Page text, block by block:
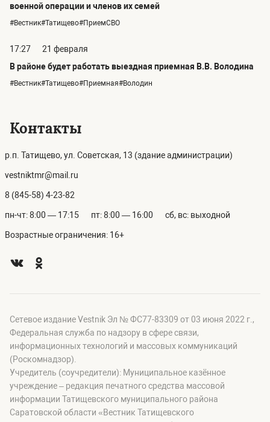
военной операции и членов их семей
#Вестник#Татищево#ПриемСВО
17:27
21 февраля
В районе будет работать выездная приемная В.В. Володина
#Вестник#Татищево#Приемная#Володин
Контакты
р.п. Татищево, ул. Советская, 13 (здание администрации)
vestniktmr@mail.ru
8 (845-58) 4-23-82
пн-чт: 8:00 — 17:15 пт: 8:00 — 16:00 сб, вс: выходной
Возрастные ограничения: 16+
Сетевое издание Vestnik Эл № ФС77-83309 от 03 июня 2022 г.,
Федеральная служба по надзору в сфере связи,
информационных технологий и массовых коммуникаций
(Роскомнадзор).
Учредитель (соучредители): Муниципальное казённое
учреждение – редакция печатного средства массовой
информации Татищевского муниципального района
Саратовской области «Вестник Татищевского